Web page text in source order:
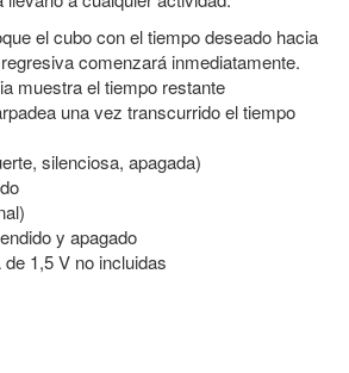
el cubo con el tiempo deseado hacia
comenzará inmediatamente.
muestra el tiempo restante
una vez transcurrido el tiempo
silenciosa, apagada)
y apagado
1,5 V no incluidas